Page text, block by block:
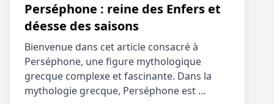
Perséphone : reine des Enfers et
déesse des saisons
Bienvenue dans cet article consacré à
Perséphone, une figure mythologique
grecque complexe et fascinante. Dans la
mythologie grecque, Perséphone est …